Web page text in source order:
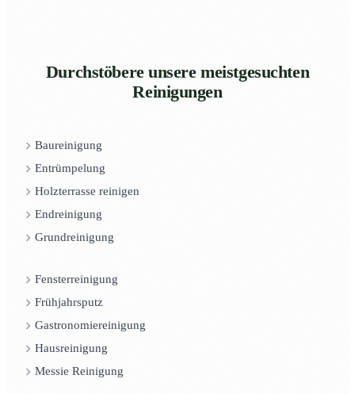
Durchstöbere unsere meistgesuchten
Reinigungen
Baureinigung
Entrümpelung
Holzterrasse reinigen
Endreinigung
Grundreinigung
Fensterreinigung
Frühjahrsputz
Gastronomiereinigung
Hausreinigung
Messie Reinigung